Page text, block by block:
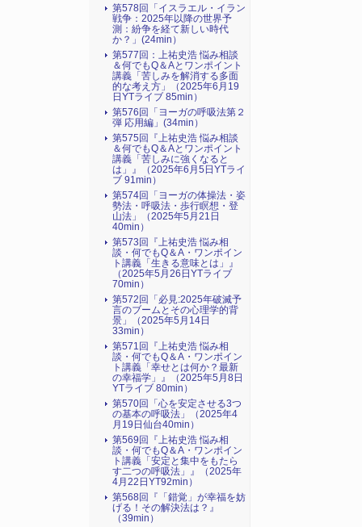
第578回「イスラエル・イラン
戦争：2025年以降の世界予
測：紛争を経て新しい時代
か？」(24min）
第577回：上祐史浩 悩み相談
＆何でもQ＆Aとワンポイント
講義「苦しみを解消する多面
的な考え方」（2025年6月19
日YTライブ 85min）
第576回「ヨーガの呼吸法第２
弾 応用編」(34min）
第575回『上祐史浩 悩み相談
＆何でもQ＆Aとワンポイント
講義「苦しみに強くなると
は」』（2025年6月5日YTライ
ブ 91min）
第574回「ヨーガの体操法・姿
勢法・呼吸法・歩行瞑想・登
山法」（2025年5月21日
40min）
第573回『上祐史浩 悩み相
談・何でもQ＆A・ワンポイン
ト講義「生きる意味とは」』
（2025年5月26日YTライブ
70min）
第572回「必見:2025年破滅予
言のブームとその心理学的背
景」（2025年5月14日
33min）
第571回『上祐史浩 悩み相
談・何でもQ＆A・ワンポイン
ト講義「幸せとは何か？最新
の幸福学」』（2025年5月8日
YTライブ 80min）
第570回「心を安定させる3つ
の基本の呼吸法」（2025年4
月19日仙台40min）
第569回『上祐史浩 悩み相
談・何でもQ＆A・ワンポイン
ト講義「安定と集中をもたら
す二つの呼吸法」』（2025年
4月22日YT92min）
第568回『「錯覚」が幸福を妨
げる！その解決法は？』
（39min）